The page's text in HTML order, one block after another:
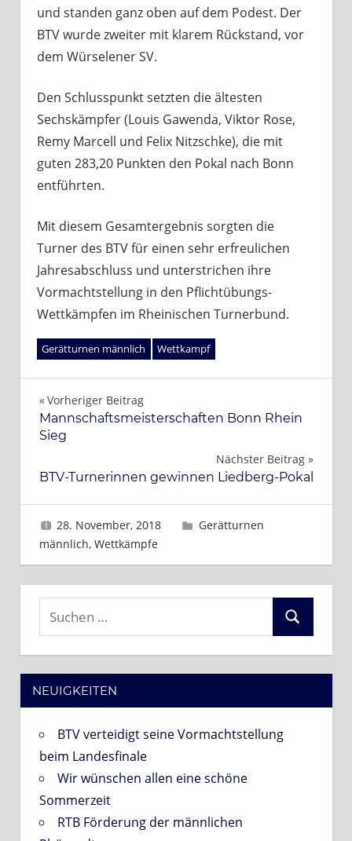
und standen ganz oben auf dem Podest. Der
BTV wurde zweiter mit klarem Rückstand, vor
dem Würselener SV.
Den Schlusspunkt setzten die ältesten
Sechskämpfer (Louis Gawenda, Viktor Rose,
Remy Marcell und Felix Nitzschke), die mit
guten 283,20 Punkten den Pokal nach Bonn
entführten.
Mit diesem Gesamtergebnis sorgten die
Turner des BTV für einen sehr erfreulichen
Jahresabschluss und unterstrichen ihre
Vormachtstellung in den Pflichtübungs-
Wettkämpfen im Rheinischen Turnerbund.
Gerätturnen männlich Wettkampf
Beitragsnavigation
Vorheriger Beitrag
Mannschaftsmeisterschaften Bonn Rhein
Sieg
Nächster Beitrag
BTV-Turnerinnen gewinnen Liedberg-Pokal
28. November, 2018 Sascha
Gerätturnen
männlich, Wettkämpfe
Suchen
Suchen
NEUIGKEITEN
BTV verteidigt seine Vormachtstellung
beim Landesfinale
Wir wünschen allen eine schöne
Sommerzeit
RTB Förderung der männlichen